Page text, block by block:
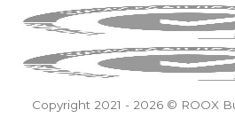
Copyright 2021 - 2026 © ROOX